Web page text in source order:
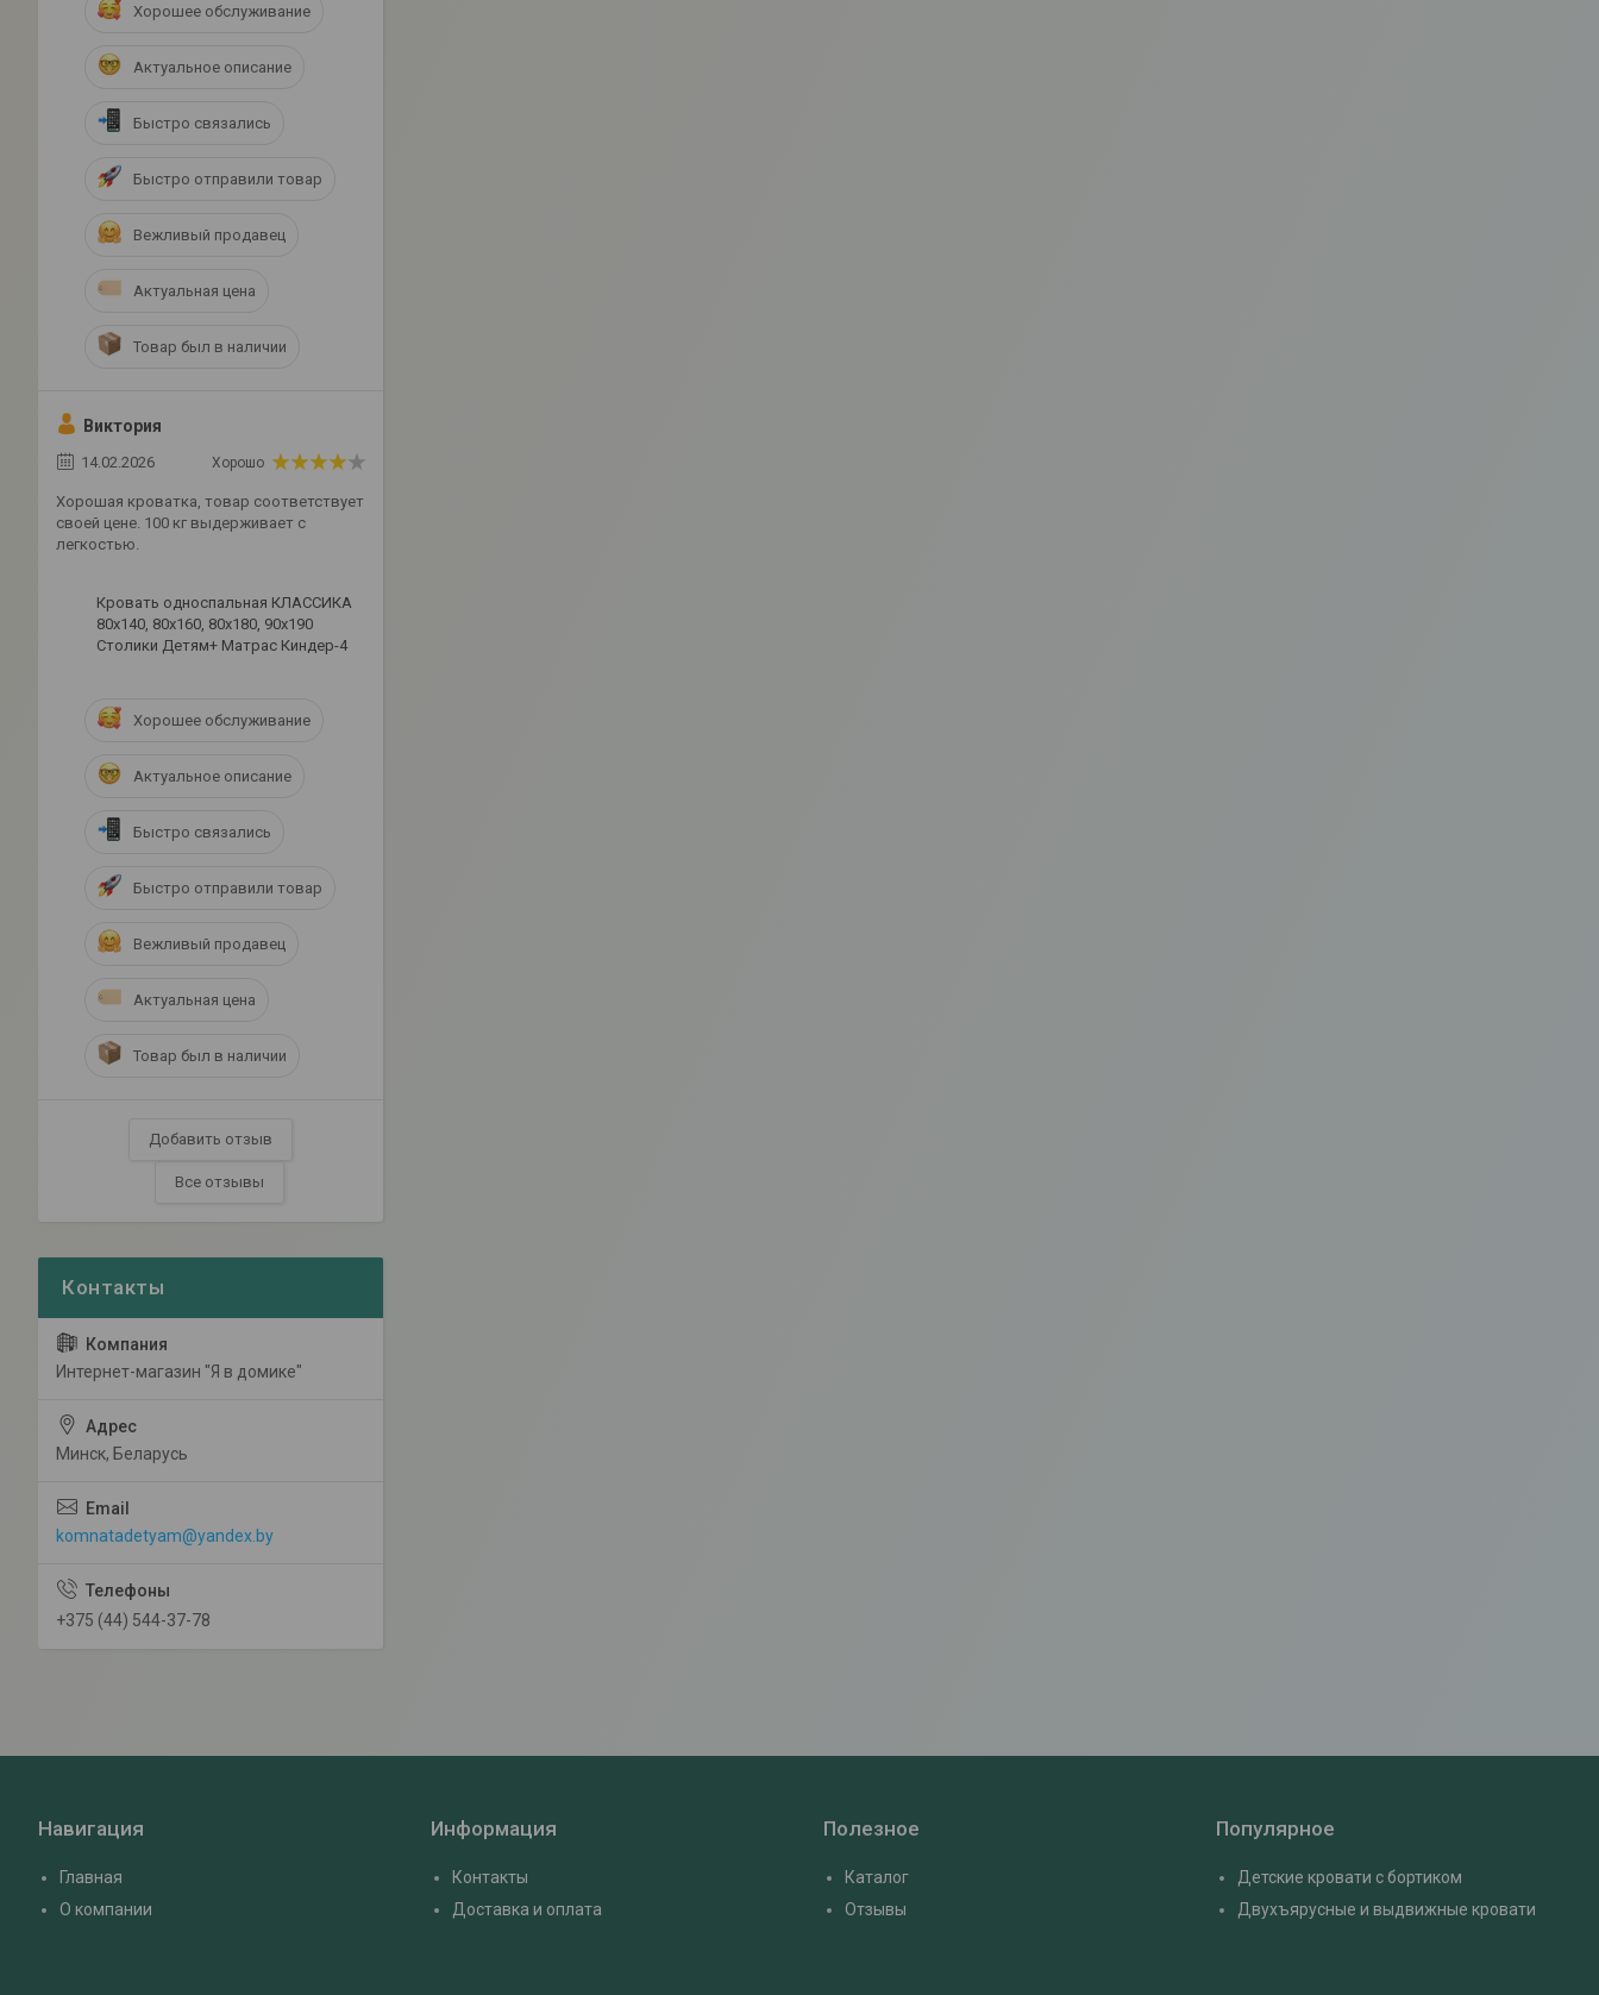
Хорошее обслуживание
Актуальное описание
Быстро связались
Быстро отправили товар
Вежливый продавец
Актуальная цена
Товар был в наличии
Виктория
14.02.2026 Хорошо
Хорошая кроватка, товар соответствует
своей цене. 100 кг выдерживает с
легкостью.
Кровать односпальная КЛАССИКА
80х140, 80х160, 80х180, 90х190
Столики Детям+ Матрас Киндер-4
Хорошее обслуживание
Актуальное описание
Быстро связались
Быстро отправили товар
Вежливый продавец
Актуальная цена
Товар был в наличии
Добавить отзыв
Все отзывы
Интернет-магазин "Я в домике"
Минск, Беларусь
komnatadetyam@yandex.by
+375 (44) 544-37-78
Навигация
Главная
О компании
Информация
Контакты
Доставка и оплата
Полезное
Каталог
Отзывы
Популярное
Детские кровати с бортиком
Двухъярусные и выдвижные кровати